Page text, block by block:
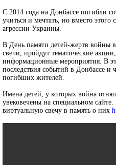
С 2014 года на Донбассе погибли
учиться и мечтать, но вместо
агрессии Украины.
В День памяти детей-жертв войны в
свечи, пройдут тематические
информационные мероприятия. В
последствия событий в Донбассе и
погибших жителей.
Имена детей, у которых война
увековечены на специальном
виртуальную свечу в память о них